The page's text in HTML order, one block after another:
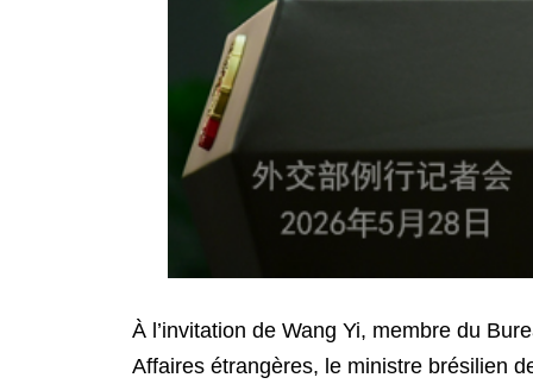
À l’invitation de Wang Yi, membre du
Affaires étrangères, le ministre brésilien